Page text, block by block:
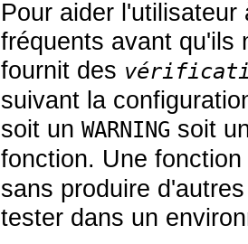
Pour aider
fréquents avant qu'ils
fournit des
suivant la
soit un WARNING soit
fonction. Une
sans produire
tester dans un